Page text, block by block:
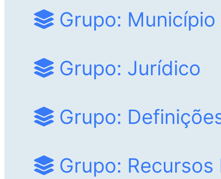
Grupo:
Grupo: Jurídico
Grupo:
Grupo: